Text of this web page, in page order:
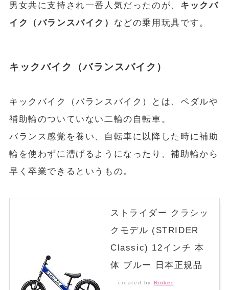
男女共に支持され一番人気だったのが、 キックバ
イク（バランスバイク） などの乗用玩具です。
キックバイク（バランスバイク）
キックバイク（バランスバイク）とは、ペダルや
補助輪のついていない二輪の自転車。
バランス感覚を養い、自転車に以降した時に補助
輪を使わずに漕げるようになったり、補助輪から
早く卒業できるというもの。
ストライダー クラシッ
クモデル (STRIDER
Classic) 12インチ 本
体 ブルー 日本正規品
created by Rinker